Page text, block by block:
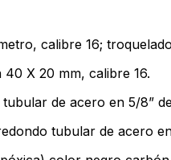
calibre 16;
X 20 mm, calibre 16.
de acero en 5/8”
tubular de acero